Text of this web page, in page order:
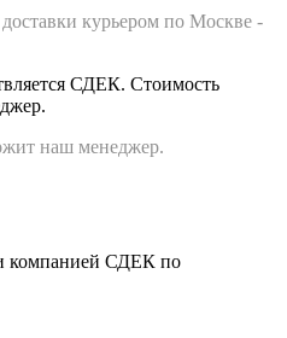
курьером по Москве -
СДЕК. Стоимость
наш менеджер.
компанией СДЕК по